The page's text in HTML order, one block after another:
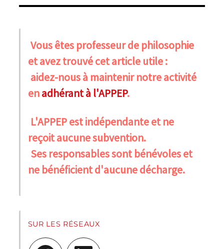
Vous êtes professeur de philosophie
et avez trouvé cet article utile :
aidez-nous à maintenir notre activité
enadhérant à l'APPEP.
L'APPEP est indépendante et ne
reçoit aucune subvention.
Ses responsables sont bénévoles et
ne bénéficient d'aucune décharge.
SUR LES RÉSEAUX
Facebook LinkedIn